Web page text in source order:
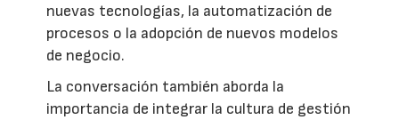
nuevas tecnologías, la automatización de
procesos o la adopción de nuevos modelos
de negocio.
La conversación también aborda la
importancia de integrar la cultura de gestión